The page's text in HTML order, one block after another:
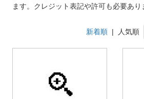
ます。クレジット表記や許可も必要あり
新着順 | 人気順